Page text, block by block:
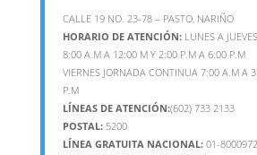
CALLE 19 NO. 23-78 – PASTO, NARIÑO
HORARIO DE ATENCIÓN:LUNES A JUEVES
8:00 A.M A 12:00 M Y 2:00 P.M A 6:00 P.M
VIERNES JORNADA CONTINUA 7:00 A.M A
P.M
LÍNEAS DE ATENCIÓN:(602) 733 2133
POSTAL:5200
LÍNEA GRATUITA NACIONAL: 01-